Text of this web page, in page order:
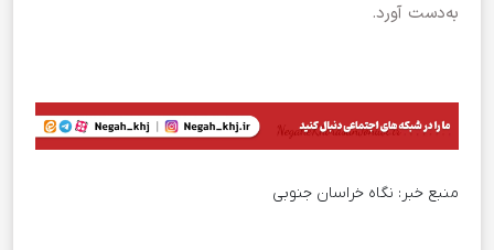
به‌دست آورد.
منبع خبر: نگاه خراسان جنوبی